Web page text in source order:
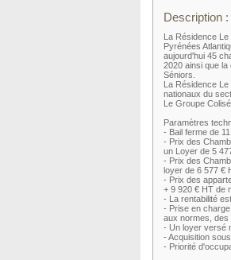
Description :
La Résidence
Pyrénées
aujourd'hui 45
2020 ainsi que
Séniors.
La Résidence
nationaux du
Le Groupe
Paramètres
- Bail ferme de
- Prix des
un Loyer de 5
- Prix des
loyer de 6 577 €
- Prix des
+ 9 920 € HT de
- La rentabilité
- Prise en
aux normes,
- Un loyer versé
- Acquisition
- Priorité